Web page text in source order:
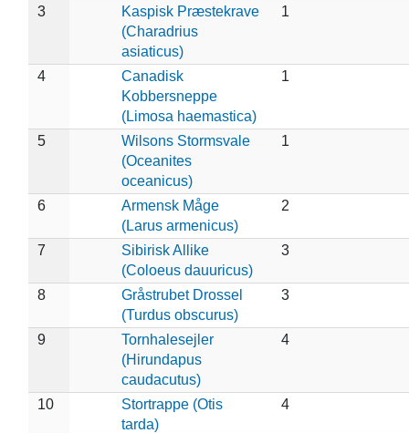
3
Kaspisk Præstekrave
(Charadrius
asiaticus)
1
4
Canadisk
Kobbersneppe
(Limosa haemastica)
1
5
Wilsons Stormsvale
(Oceanites
oceanicus)
1
6
Armensk Måge
(Larus armenicus)
2
7
Sibirisk Allike
(Coloeus dauuricus)
3
8
Gråstrubet Drossel
(Turdus obscurus)
3
9
Tornhalesejler
(Hirundapus
caudacutus)
4
10
Stortrappe (Otis
tarda)
4